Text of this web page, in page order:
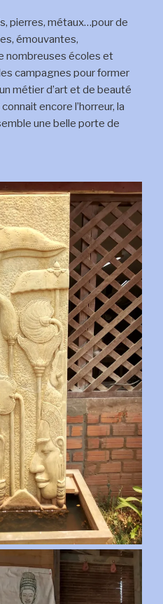
»
pierres, métaux…pour de
émouvantes,
nombreuses écoles et
campagnes pour former
métier d’art et de beauté
encore l’horreur, la
une belle porte de